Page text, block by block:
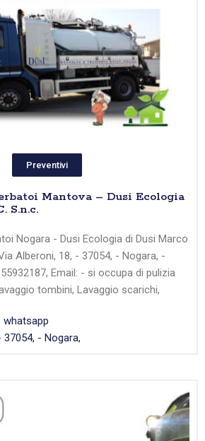
Preventivi
Mantova – Dusi Ecologia
S.n.c.
Nogara - Dusi Ecologia di Dusi Marco
Alberoni, 18, - 37054, - Nogara, -
Email: - si occupa di pulizia
tombini, Lavaggio scarichi,
whatsapp
- Nogara,